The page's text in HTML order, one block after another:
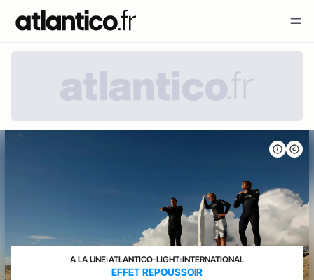
A LA UNE›ATLANTICO-LIGHT›INTERNATIONAL
EFFET REPOUSSOIR